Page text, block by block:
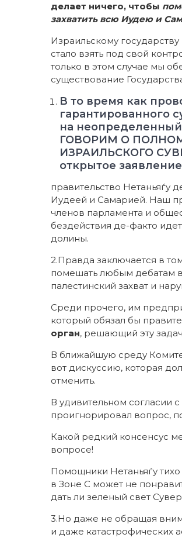
делает ничего, чтобы
захватить всю Иудею и
Израильскому
стало взять под свой
только в этом случае мы
существование
В то время как
гарантированного
на
ГОВОРИМ О
ИЗРАИЛЬСКОГО
открытое
правительство Нетаньяѓу
Иудеей и Самарией. Наш
членов парламента и
бездействия де-факто
долины.
2.Правда заключается в
помешать любым дебатам
палестинский захват и
Среди прочего, им
который обязал бы
орган, решающий эту
В ближайшую среду
вот дискуссию, которая
отменить.
В удивительном согласии с
проигнорировал вопрос,
Какой редкий консенсус
вопросе!
Помощники Нетаньяѓу
в Зоне С может не
дать ли зеленый свет
3.Но даже не обращая
и даже катастрофических